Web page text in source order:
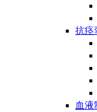
抗痉
血液